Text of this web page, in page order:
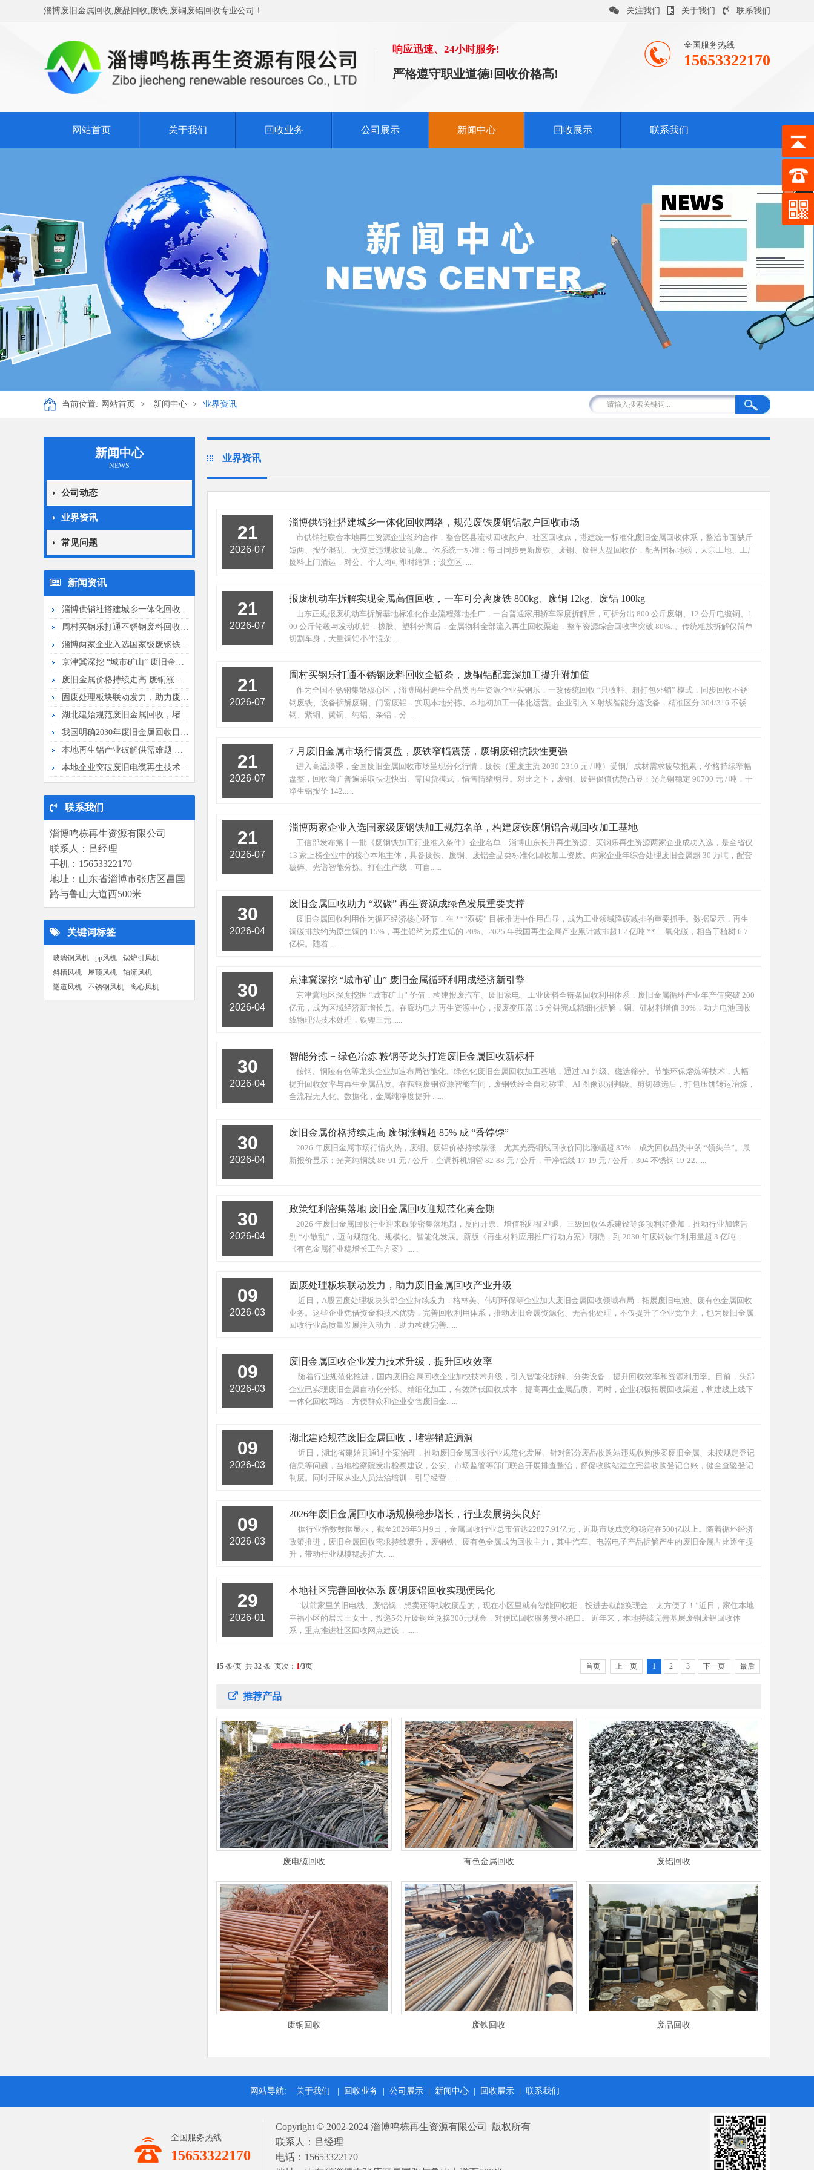
淄博废旧金属回收,废品回收,废铁,废铜废铝回收专业公司！ 关注我们 关于我们 联系我们
全国服务热线
15653322170
响应迅速、24小时服务!
严格遵守职业道德!回收价格高!
网站首页 关于我们 回收业务 公司展示 新闻中心 回收展示 联系我们
当前位置: 网站首页 > 新闻中心 > 业界资讯
新闻中心
NEWS
公司动态
业界资讯
常见问题
新闻资讯
淄博供销社搭建城乡一体化回收网络，规...
周村买钢乐打通不锈钢废料回收全链条，...
淄博两家企业入选国家级废钢铁加工规范...
京津冀深挖 “城市矿山” 废旧金属循...
废旧金属价格持续走高 废铜涨幅超 8...
固废处理板块联动发力，助力废旧金属回...
湖北建始规范废旧金属回收，堵塞销赃漏...
我国明确2030年废旧金属回收目标，...
本地再生铝产业破解供需难题 聚焦动力...
本地企业突破废旧电缆再生技术 再生铜...
联系我们
淄博鸣栋再生资源有限公司
联系人：吕经理
手机：15653322170
地址：山东省淄博市张店区昌国
路与鲁山大道西500米
关键词标签
玻璃钢风机 pp风机
锅炉引风机
斜槽风机
屋顶风机
轴流风机
隧道风机
不锈钢风机 离心风机
业界资讯
21
2026-07
淄博供销社搭建城乡一体化回收网络，规范废铁废铜铝散户回收市场
市供销社联合本地再生资源企业签约合作，整合区县流动回收散户、社区回收点，搭建统一标准化废旧金属回收体系，整治市面缺斤
短两、报价混乱、无资质违规收废乱象.。体系统一标准：每日同步更新废铁、废铜、废铝大盘回收价，配备国标地磅，大宗工地、工厂
废料上门清运，对公、个人均可即时结算；设立区......
21
2026-07
报废机动车拆解实现金属高值回收，一车可分离废铁 800kg、废铜 12kg、废铝 100kg
山东正规报废机动车拆解基地标准化作业流程落地推广，一台普通家用轿车深度拆解后，可拆分出 800 公斤废钢、12 公斤电缆铜、1
00 公斤轮毂与发动机铝，橡胶、塑料分离后，金属物料全部流入再生回收渠道，整车资源综合回收率突破 80%..。传统粗放拆解仅简单
切割车身，大量铜铝小件混杂......
21
2026-07
周村买钢乐打通不锈钢废料回收全链条，废铜铝配套深加工提升附加值
作为全国不锈钢集散核心区，淄博周村诞生全品类再生资源企业买钢乐，一改传统回收 “只收料、粗打包外销” 模式，同步回收不锈
钢废铁、设备拆解废铜、门窗废铝，实现本地分拣、本地初加工一体化运营。企业引入 X 射线智能分选设备，精准区分 304/316 不锈
钢、紫铜、黄铜、纯铝、杂铝，分......
21
2026-07
7 月废旧金属市场行情复盘，废铁窄幅震荡，废铜废铝抗跌性更强
进入高温淡季，全国废旧金属回收市场呈现分化行情，废铁（重废主流 2030-2310 元 / 吨）受钢厂成材需求疲软拖累，价格持续窄幅
盘整，回收商户普遍采取快进快出、零囤货模式，惜售情绪明显。对比之下，废铜、废铝保值优势凸显：光亮铜稳定 90700 元 / 吨，干
净生铝报价 142......
21
2026-07
淄博两家企业入选国家级废钢铁加工规范名单，构建废铁废铜铝合规回收加工基地
工信部发布第十一批《废钢铁加工行业准入条件》企业名单，淄博山东长升再生资源、买钢乐再生资源两家企业成功入选，是全省仅
13 家上榜企业中的核心本地主体，具备废铁、废铜、废铝全品类标准化回收加工资质。两家企业年综合处理废旧金属超 30 万吨，配套
破碎、光谱智能分拣、打包生产线，可自......
30
2026-04
废旧金属回收助力 “双碳” 再生资源成绿色发展重要支撑
废旧金属回收利用作为循环经济核心环节，在 **“双碳” 目标推进中作用凸显，成为工业领域降碳减排的重要抓手。数据显示，再生
铜碳排放约为原生铜的 15%，再生铅约为原生铅的 20%。2025 年我国再生金属产业累计减排超1.2 亿吨 ** 二氧化碳，相当于植树 6.7
亿棵。随着 ......
30
2026-04
京津冀深挖 “城市矿山” 废旧金属循环利用成经济新引擎
京津冀地区深度挖掘 “城市矿山” 价值，构建报废汽车、废旧家电、工业废料全链条回收利用体系，废旧金属循环产业年产值突破 200
亿元，成为区域经济新增长点。在廊坊电力再生资源中心，报废变压器 15 分钟完成精细化拆解，铜、硅材料增值 30%；动力电池回收
线物理法技术处理，铁锂三元......
30
2026-04
智能分拣 + 绿色冶炼 鞍钢等龙头打造废旧金属回收新标杆
鞍钢、铜陵有色等龙头企业加速布局智能化、绿色化废旧金属回收加工基地，通过 AI 判级、磁选筛分、节能环保熔炼等技术，大幅
提升回收效率与再生金属品质。在鞍钢废钢资源智能车间，废钢铁经全自动称重、AI 图像识别判级、剪切磁选后，打包压饼转运冶炼，
全流程无人化、数据化，金属纯净度提升 ......
30
2026-04
废旧金属价格持续走高 废铜涨幅超 85% 成 “香饽饽”
2026 年废旧金属市场行情火热，废铜、废铝价格持续暴涨，尤其光亮铜线回收价同比涨幅超 85%，成为回收品类中的 “领头羊”。最
新报价显示：光亮纯铜线 86-91 元 / 公斤，空调拆机铜管 82-88 元 / 公斤，干净铝线 17-19 元 / 公斤，304 不锈钢 19-22......
30
2026-04
政策红利密集落地 废旧金属回收迎规范化黄金期
2026 年废旧金属回收行业迎来政策密集落地期，反向开票、增值税即征即退、三级回收体系建设等多项利好叠加，推动行业加速告
别 “小散乱”，迈向规范化、规模化、智能化发展。新版《再生材料应用推广行动方案》明确，到 2030 年废钢铁年利用量超 3 亿吨；
《有色金属行业稳增长工作方案》......
09
2026-03
固废处理板块联动发力，助力废旧金属回收产业升级
近日，A股固废处理板块头部企业持续发力，格林美、伟明环保等企业加大废旧金属回收领域布局，拓展废旧电池、废有色金属回收
业务。这些企业凭借资金和技术优势，完善回收利用体系，推动废旧金属资源化、无害化处理，不仅提升了企业竞争力，也为废旧金属
回收行业高质量发展注入动力，助力构建完善......
09
2026-03
废旧金属回收企业发力技术升级，提升回收效率
随着行业规范化推进，国内废旧金属回收企业加快技术升级，引入智能化拆解、分类设备，提升回收效率和资源利用率。目前，头部
企业已实现废旧金属自动化分拣、精细化加工，有效降低回收成本，提高再生金属品质。同时，企业积极拓展回收渠道，构建线上线下
一体化回收网络，方便群众和企业交售废旧金......
09
2026-03
湖北建始规范废旧金属回收，堵塞销赃漏洞
近日，湖北省建始县通过个案治理，推动废旧金属回收行业规范化发展。针对部分废品收购站违规收购涉案废旧金属、未按规定登记
信息等问题，当地检察院发出检察建议，公安、市场监管等部门联合开展排查整治，督促收购站建立完善收购登记台账，健全查验登记
制度。同时开展从业人员法治培训，引导经营......
09
2026-03
2026年废旧金属回收市场规模稳步增长，行业发展势头良好
据行业指数数据显示，截至2026年3月9日，金属回收行业总市值达22827.91亿元，近期市场成交额稳定在500亿以上。随着循环经济
政策推进，废旧金属回收需求持续攀升，废钢铁、废有色金属成为回收主力，其中汽车、电器电子产品拆解产生的废旧金属占比逐年提
升，带动行业规模稳步扩大......
29
2026-01
本地社区完善回收体系 废铜废铝回收实现便民化
“以前家里的旧电线、废铝锅，想卖还得找收废品的，现在小区里就有智能回收柜，投进去就能换现金，太方便了！”近日，家住本地
幸福小区的居民王女士，投递5公斤废铜丝兑换300元现金，对便民回收服务赞不绝口。 近年来，本地持续完善基层废铜废铝回收体
系，重点推进社区回收网点建设，......
15 条/页 共 32 条 页次： 1/3页 首页 上一页 1 2 3 下一页 最后
推荐产品
废电缆回收 有色金属回收 废铝回收
废铜回收 废铁回收 废品回收
网站导航: 关于我们 回收业务 公司展示 新闻中心 回收展示 联系我们
全国服务热线
15653322170
Copyright © 2002-2024 淄博鸣栋再生资源有限公司 版权所有
联系人：吕经理
电话：15653322170